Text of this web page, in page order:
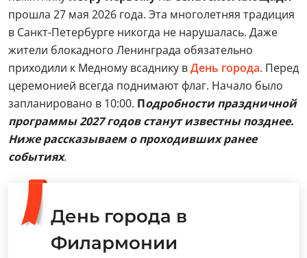
прошла 27 мая 2026 года. Эта многолетняя традиция
в Санкт-Петербурге никогда не нарушалась. Даже
жители блокадного Ленинграда обязательно
приходили к Медному всаднику вДень города. Перед
церемонией всегда поднимают флаг. Начало было
запланировано в 10:00. Подробности праздничной
программы 2027 годов станут известны позднее.
Ниже рассказываем о проходивших ранее
событиях.
День города в
Филармонии